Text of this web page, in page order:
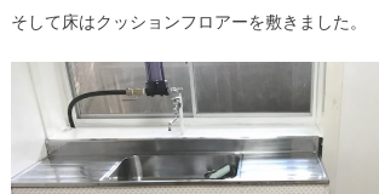
そして床はクッションフロアーを敷きました。